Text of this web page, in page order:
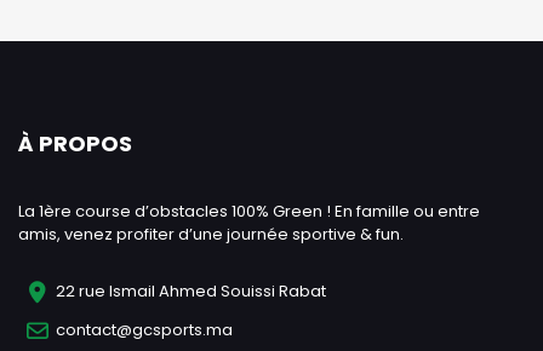
À PROPOS
La 1ère course d’obstacles 100% Green ! En famille ou entre
amis, venez profiter d’une journée sportive & fun.
22 rue Ismail Ahmed Souissi Rabat
contact@gcsports.ma